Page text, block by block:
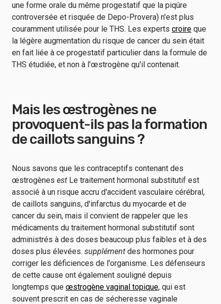
une forme orale du même progestatif que la piqûre
controversée et risquée de Depo-Provera) n'est plus
couramment utilisée pour le THS. Les experts croire que
la légère augmentation du risque de cancer du sein était
en fait liée à ce progestatif particulier dans la formule de
THS étudiée, et non à l'œstrogène qu'il contenait.
Mais les œstrogènes ne
provoquent-ils pas la formation
de caillots sanguins ?
Nous savons que les contraceptifs contenant des
œstrogènes est Le traitement hormonal substitutif est
associé à un risque accru d'accident vasculaire cérébral,
de caillots sanguins, d'infarctus du myocarde et de
cancer du sein, mais il convient de rappeler que les
médicaments du traitement hormonal substitutif sont
administrés à des doses beaucoup plus faibles et à des
doses plus élevées. supplément des hormones pour
corriger les déficiences de l'organisme. Les défenseurs
de cette cause ont également souligné depuis
longtemps que œstrogène vaginal topique, qui est
souvent prescrit en cas de sécheresse vaginale